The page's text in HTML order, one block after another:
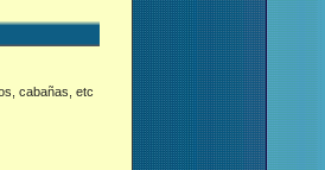
cabañas, etc